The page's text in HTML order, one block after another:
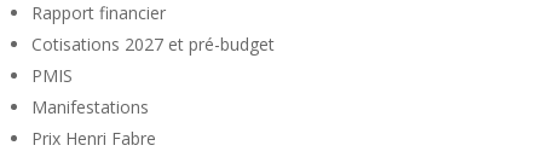
Rapport financier
Cotisations 2027 et pré-budget
PMIS
Manifestations
Prix Henri Fabre